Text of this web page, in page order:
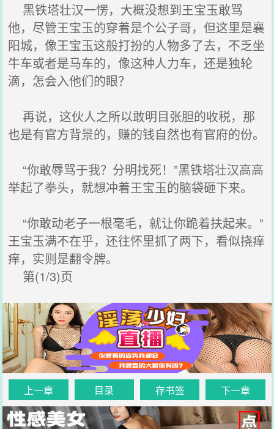
黑铁塔壮汉一愣，大概没想到王宝玉敢骂
他，尽管王宝玉的穿着是个公子哥，但这里是襄
阳城，像王宝玉这般打扮的人物多了去，不乏坐
牛车或者是马车的，像这种人力车，还是独轮
滴，怎会入他们的眼？
再说，这伙人之所以敢明目张胆的收税，那
也是有官方背景的，赚的钱自然也有官府的份。
“你敢辱骂于我？分明找死！”黑铁塔壮汉高高
举起了拳头，就想冲着王宝玉的脑袋砸下来。
“你敢动老子一根毫毛，就让你跪着扶起来。”
王宝玉满不在乎，还往怀里抓了两下，看似挠痒
痒，实则是翻令牌。
第(1/3)页
上一章 目录 存书签 下一章